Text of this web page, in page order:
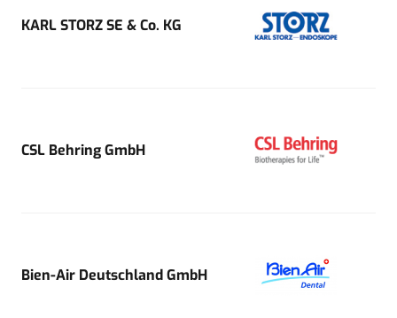
KARL STORZ SE & Co. KG
CSL Behring GmbH
Bien-Air Deutschland GmbH